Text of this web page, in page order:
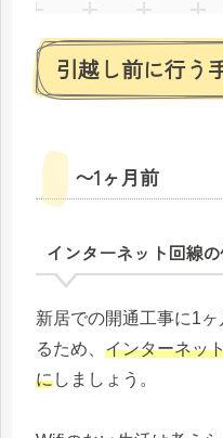
引越し前に行う
〜1ヶ月前
インターネット回線
新居での開通工事に1
るため、 インターネッ
にしましょう。